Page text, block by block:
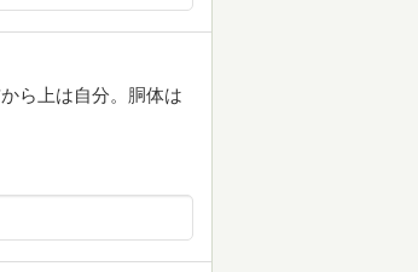
ら上は自分。胴体は